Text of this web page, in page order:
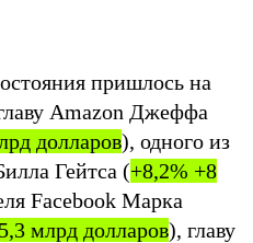
пришлось на
Amazon Джеффа
долларов), одного из
Гейтса (+8,2% +8
Facebook Марка
млрд долларов), главу